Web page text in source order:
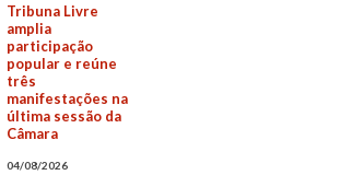
Tribuna Livre
amplia
participação
popular e reúne
três
manifestações na
última sessão da
Câmara
04/08/2026